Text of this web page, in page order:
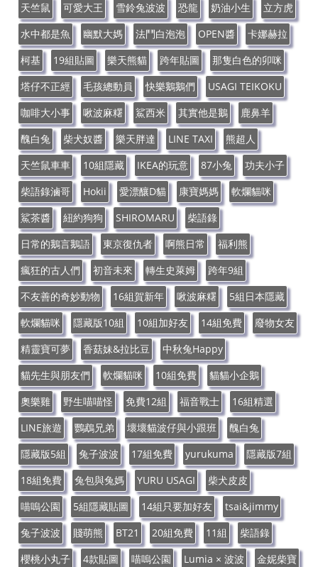
天竺鼠
可愛大王 雪鈴兔波波 恐龍 奶油小生
立方虎
水中都是魚
幽默大媽 法鬥白泡泡 OPEN醬
卡娜赫拉
柯基
19組貼圖 樂天熊貓 跨年貼圖
那隻白色的卯咪
塔仔不正經
毛孩總動員 快樂鵝鵝們
USAGI TEIKOKU
咖啡大小事
啾波麻糬 鯊西米 其實他是鵝
鹿鼻羊
醜白兔
柴犬奴醬 樂天胖達 LINE TAXI
熊超人
天竺鼠車車
10組隱藏 IKEA的玩意 87小兔
功夫小子
柴語錄滷哥
Hokii 愛漂釀D貓 康寶媽媽
軟爛貓咪
鯊茶醬
紐約狗狗 SHIROMARU
柴語錄
日常的鵝言鵝語
東京復仇者 啊熊日常
福利熊
瘋狂的古人們
初音未來 轉生史萊姆
跨年9組
不友善的奇妙動物
16組賀新年 啾波麻糬
5組日本隱藏
軟爛貓咪
隱藏版10組 10組加好友 14組免費
廢物女友
精靈寶可夢
香菇妹&拉比豆
中秋兔Happy
貓先生與朋友們
軟爛貓咪 10組免費
貓貓小企鵝
奧樂雞
野生喵喵怪 免費12組 福音戰士
16組精選
LINE旅遊
鸚鵡兄弟 壞壞貓波仔與小跟班
醜白兔
隱藏版5組
兔子波波 17組免費 yurukuma
隱藏版7組
18組免費
兔包與兔媽 YURU USAGI
柴犬皮皮
喵嗚公園
5組隱藏貼圖 14組只要加好友
tsai&jimmy
兔子波波
賤萌熊 BT21 20組免費 11組
柴語錄
櫻桃小丸子
4款貼圖 喵嗚公園 Lumia × 波波
金妮柴寶